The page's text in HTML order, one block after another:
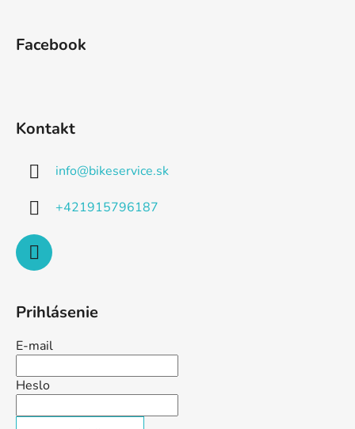
Facebook
Kontakt
info@bikeservice.sk
+421915796187
Prihlásenie
E-mail
Heslo